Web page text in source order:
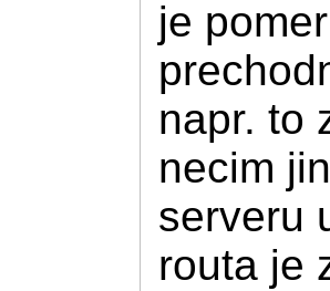
je
napr. to
necim
serveru
routa je